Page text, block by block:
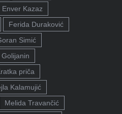
Enver Kazaz
Ferida Duraković
Simić
priča
Kalamujić
Melida Travančić